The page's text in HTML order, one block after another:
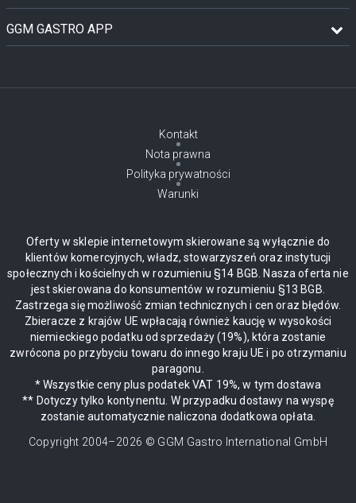
GGM GASTRO APP
Kontakt
Nota prawna
Polityka prywatności
Warunki
Oferty w sklepie internetowym skierowane są wyłącznie do
klientów komercyjnych, władz, stowarzyszeń oraz instytucji
społecznych i kościelnych w rozumieniu §14 BGB. Nasza oferta nie
jest skierowana do konsumentów w rozumieniu §13 BGB.
Zastrzega się możliwość zmian technicznych i cen oraz błędów.
Zbieracze z krajów UE wpłacają również kaucję w wysokości
niemieckiego podatku od sprzedaży (19%), która zostanie
zwrócona po przybyciu towaru do innego kraju UE i po otrzymaniu
paragonu.
* Wszystkie ceny plus podatek VAT 19%, w tym dostawa
** Dotyczy tylko kontynentu. W przypadku dostawy na wyspę
zostanie automatycznie naliczona dodatkowa opłata.
Copyright 2004–2026 © GGM Gastro International GmbH